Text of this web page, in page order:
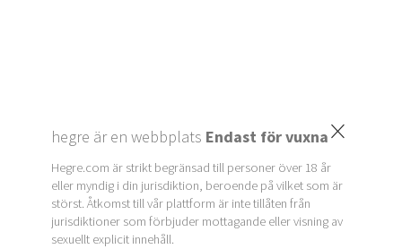
×
hegre är en webbplats Endast för vuxna
Hegre.com är strikt begränsad till personer över 18 år
eller myndig i din jurisdiktion, beroende på vilket som är
störst. Åtkomst till vår plattform är inte tillåten från
jurisdiktioner som förbjuder mottagande eller visning av
sexuellt explicit innehåll.